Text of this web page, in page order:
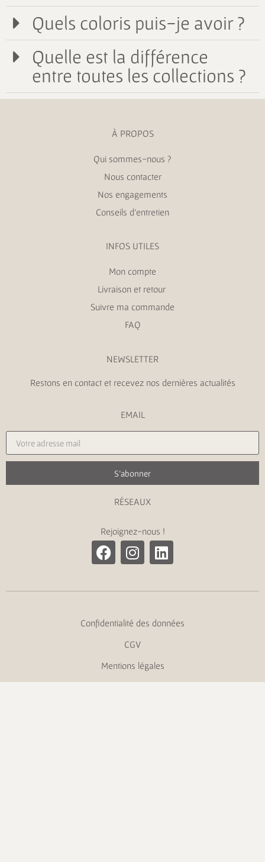
Quels coloris puis-je avoir ?
Quelle est la différence
entre toutes les collections ?
À PROPOS
Qui sommes-nous ?
Nous contacter
Nos engagements
Conseils d’entretien
INFOS UTILES
Mon compte
Livraison et retour
Suivre ma commande
FAQ
NEWSLETTER
Restons en contact et recevez nos dernières actualités
EMAIL
S'abonner
RÉSEAUX
Rejoignez-nous !
Confidentialité des données
CGV
Mentions légales